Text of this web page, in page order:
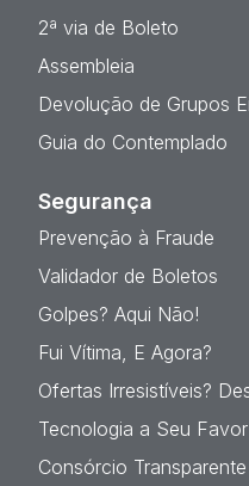
2ª via de Boleto
Assembleia
Devolução de Grupos
Guia do Contemplado
Segurança
Prevenção à Fraude
Validador de Boletos
Golpes? Aqui Não!
Fui Vítima, E Agora?
Ofertas Irresistíveis?
Tecnologia a Seu Favor
Consórcio Transparente